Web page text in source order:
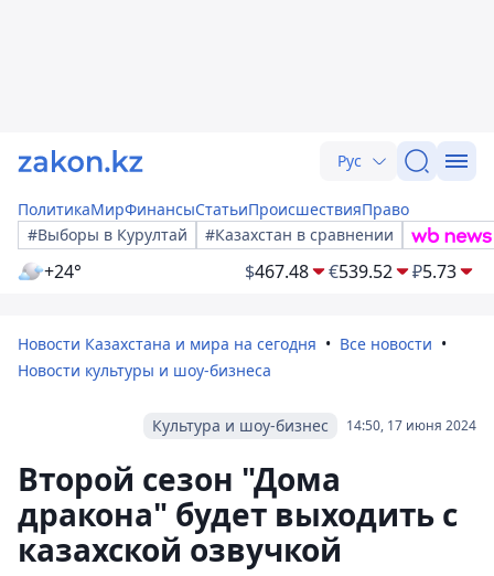
Рус
ПолитикаМирФинансыСтатьиПроисшествияПраво
#Выборы в Курултай
#Казахстан в сравнении
+24° $467.48 €539.52 ₽5.73
Новости Казахстана и мира на сегодня
Все новости
Новости культуры и шоу-бизнеса
14:50, 17 июня 2024
Культура и шоу-бизнес
Второй сезон "Дома
дракона" будет выходить с
казахской озвучкой